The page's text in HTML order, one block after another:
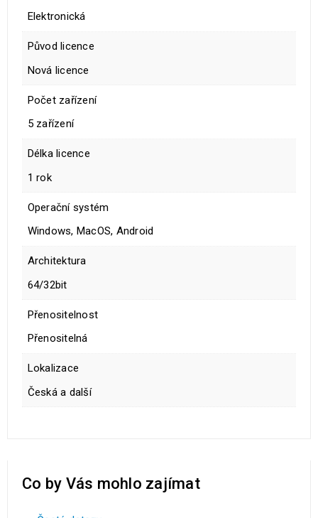
Elektronická
Původ licence
Nová licence
Počet zařízení
5 zařízení
Délka licence
1 rok
Operační systém
Windows, MacOS, Android
Architektura
64/32bit
Přenositelnost
Přenositelná
Lokalizace
Česká a další
Co by Vás mohlo zajímat